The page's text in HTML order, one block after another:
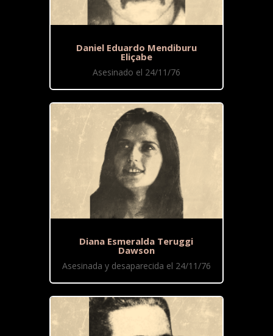
Daniel Eduardo Mendiburu
Eliçabe
Asesinado el 24/11/76
Diana Esmeralda Teruggi
Dawson
Asesinada y desaparecida el 24/11/76